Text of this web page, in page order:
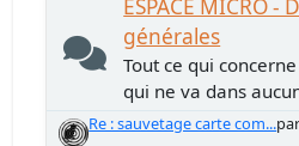
ESPACE MICRO -
générales
Tout ce qui
qui ne va dans
Re : sauvetage carte com...